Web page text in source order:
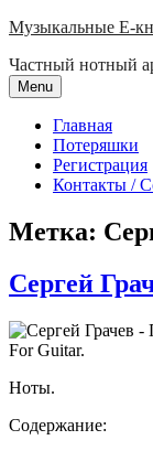
Skip
content
Музыкальные E-
Частный нотный
Menu
Главная
Потеряшки
Регистрация
Контакты /
Метка:
Сергей
For Guitar.
Ноты.
Содержание: